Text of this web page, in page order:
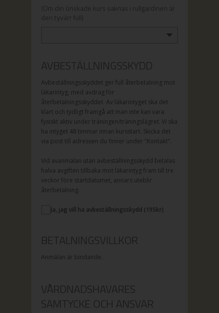
(Om din önskade kurs saknas i rullgardinen är
den tyvärr full)
AVBESTÄLLNINGSSKYDD
Avbeställningsskyddet ger full återbetalning mot
läkarintyg, med avdrag för
återbetalningsskyddet. Av läkarintyget ska det
klart och tydligt framgå att man inte kan vara
fysiskt aktiv under träningen/träningslägret. Vi ska
ha intyget 48 timmar innan kursstart. Skicka det
via post till adressen du finner under "Kontakt".
Vid avanmälan utan avbeställningsskydd betalas
halva avgiften tillbaka mot läkarintyg fram till tre
veckor före startdatumet, annars uteblir
återbetalning.
Ja, jag vill ha avbeställningsskydd (195kr)
BETALNINGSVILLKOR
Anmälan är bindande.
VÅRDNADSHAVARES
SAMTYCKE OCH ANSVAR